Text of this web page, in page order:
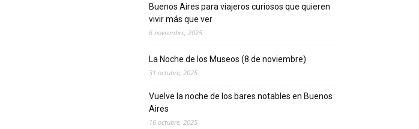
Buenos Aires para viajeros curiosos que quieren
vivir más que ver
6 noviembre, 2025
La Noche de los Museos (8 de noviembre)
31 octubre, 2025
Vuelve la noche de los bares notables en Buenos
Aires
16 octubre, 2025